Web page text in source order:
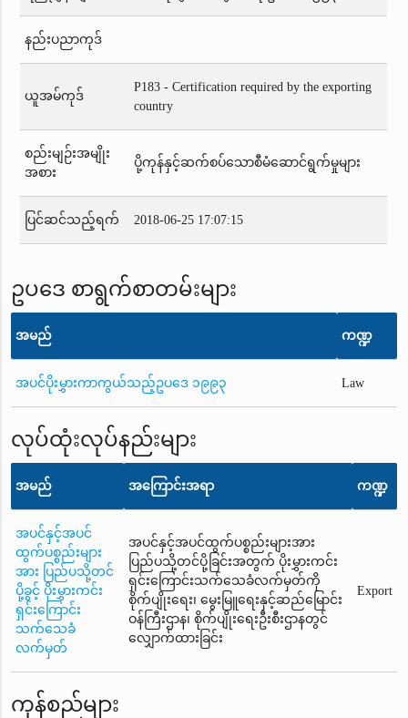
နည်းပညာကုဒ်
ယူအမ်ကုဒ်
P183 - Certification required by the exporting
country
စည်းမျဉ်းအမျိုး
အစား
ပို့ကုန်နှင့်ဆက်စပ်သောစီမံဆောင်ရွက်မှုများ
ပြင်ဆင်သည့်ရက် 2018-06-25 17:07:15
ဥပဒေ စာရွက်စာတမ်းများ
အမည် ကဏ္ဍ
အပင်ပိုးမွှားကာကွယ်သည့်ဥပဒေ ၁၉၉၃ Law
လုပ်ထုံးလုပ်နည်းများ
အမည် အကြောင်းအရာ ကဏ္ဍ
အပင်နှင့်အပင်
ထွက်ပစ္စည်းများ
အား ပြည်ပသို့တင်
ပို့ခွင့် ပိုးမွှားကင်း
ရှင်းကြောင်း
သက်သေခံ
လက်မှတ်
အပင်နှင့်အပင်ထွက်ပစ္စည်းများအား
ပြည်ပသို့တင်ပို့ခြင်းအတွက် ပိုးမွှားကင်း
ရှင်းကြောင်းသက်သေခံလက်မှတ်ကို
စိုက်ပျိုးရေး၊ မွေးမြူရေးနှင့်ဆည်မြောင်း
ဝန်ကြီးဌာန၊ စိုက်ပျိုးရေးဦးစီးဌာနတွင်
လျှောက်ထားခြင်း
Export
ကုန်စည်များ